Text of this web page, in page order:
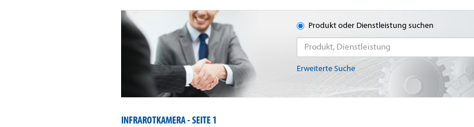
Produkt oder Dienstleistung suchen
Erweiterte Suche
INFRAROTKAMERA -SEITE 1